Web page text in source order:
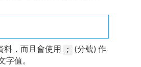
料，而且會使用 ;
(分號) 作
值。